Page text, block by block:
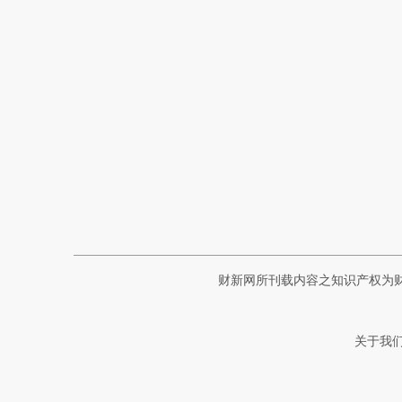
财新网所刊载内容之知识产权为
关于我